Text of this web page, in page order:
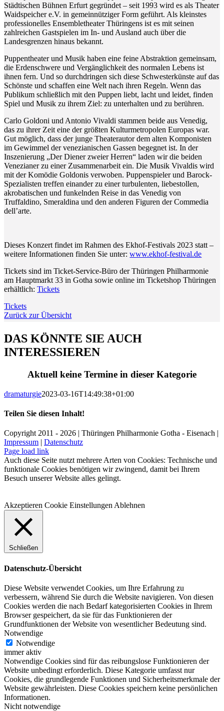
Städtischen Bühnen Erfurt gegründet – seit 1993 wird es als Theater
Waidspeicher e.V. in gemeinnütziger Form geführt. Als kleinstes
professionelles Ensembletheater Thüringens ist es mit seinen
zahlreichen Gastspielen im In- und Ausland auch über die
Landesgrenzen hinaus bekannt.
Puppentheater und Musik haben eine feine Abstraktion gemeinsam,
die Erdenschwere und Vergänglichkeit des normalen Lebens ist
ihnen fern. Und so durchdringen sich diese Schwesterkünste auf das
Schönste und schaffen eine Welt nach ihren Regeln. Wenn das
Publikum schließlich mit den Puppen liebt, lacht und leidet, finden
Spiel und Musik zu ihrem Ziel: zu unterhalten und zu berühren.
Carlo Goldoni und Antonio Vivaldi stammen beide aus Venedig,
das zu ihrer Zeit eine der größten Kulturmetropolen Europas war.
Gut möglich, dass der junge Theaterautor dem alten Komponisten
im Gewimmel der venezianischen Gassen begegnet ist. In der
Inszenierung „Der Diener zweier Herren“ laden wir die beiden
Venezianer zu einer Zusammenarbeit ein. Die Musik Vivaldis wird
mit der Komödie Goldonis verwoben. Puppenspieler und Barock-
Spezialisten treffen einander zu einer turbulenten, liebestollen,
akrobatischen und funkelnden Reise in das Venedig von
Truffaldino, Smeraldina und den anderen Figuren der Commedia
dell’arte.
Dieses Konzert findet im Rahmen des Ekhof-Festivals 2023 statt –
weitere Informationen finden Sie unter:www.ekhof-festival.de
Tickets sind im Ticket-Service-Büro der Thüringen Philharmonie
am Hauptmarkt 33 in Gotha sowie online im Ticketshop Thüringen
erhältlich:Tickets
Tickets
Zurück zur Übersicht
DAS KÖNNTE SIE AUCH
INTERESSIEREN
Aktuell keine Termine in dieser Kategorie
dramaturgie2023-03-16T14:49:38+01:00
Teilen Sie diesen Inhalt!
Facebook
X
LinkedIn
E-
Mail
Copyright 2011 - 2026 | Thüringen Philharmonie Gotha - Eisenach |
Impressum | Datenschutz
Facebook
Instagram
WhatsApp
YouTube
E-
Mail
Telefon
Page load link
Auch diese Seite nutzt mehrere Arten von Cookies: Technische und
funktionale Cookies benötigen wir zwingend, damit bei Ihrem
Besuch unserer Website alles gelingt.
Akzeptieren Cookie Einstellungen Ablehnen
Schließen
Datenschutz-Übersicht
Diese Website verwendet Cookies, um Ihre Erfahrung zu
verbessern, während Sie durch die Website navigieren. Von diesen
Cookies werden die nach Bedarf kategorisierten Cookies in Ihrem
Browser gespeichert, da sie für das Funktionieren der
Grundfunktionen der Website von wesentlicher Bedeutung sind.
Notwendige
Notwendige
immer aktiv
Notwendige Cookies sind für das reibungslose Funktionieren der
Website unbedingt erforderlich. Diese Kategorie umfasst nur
Cookies, die grundlegende Funktionen und Sicherheitsmerkmale der
Website gewährleisten. Diese Cookies speichern keine persönlichen
Informationen.
Nicht notwendige